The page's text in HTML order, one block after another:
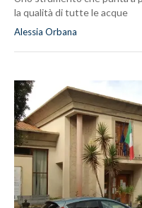
la qualità di tutte le acque
Alessia Orbana